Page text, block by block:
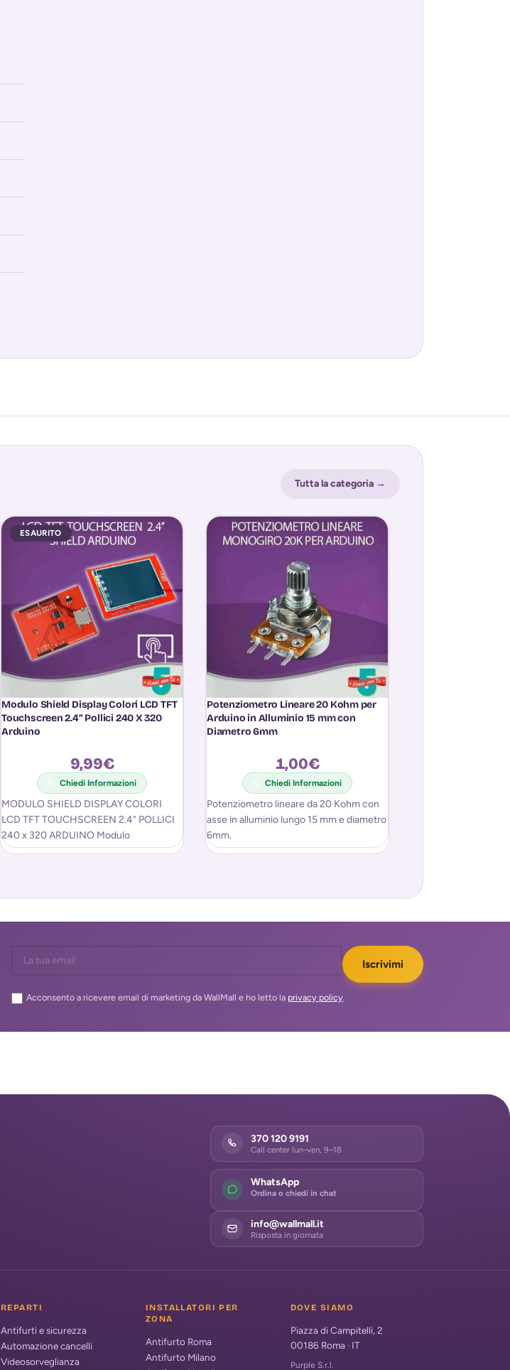
Tutta la categoria →
ESAURITO
Modulo Shield Display Colori LCD TFT
Touchscreen 2.4” Pollici 240 X 320
Arduino
9,99€
Chiedi Informazioni
MODULO SHIELD DISPLAY COLORI
LCD TFT TOUCHSCREEN 2.4” POLLICI
240 x 320 ARDUINO Modulo
Shield Display LCD grafica a colori
Potenziometro Lineare 20 Kohm per
Arduino in Alluminio 15 mm con
Diametro 6mm
1,00€
Chiedi Informazioni
Potenziometro lineare da 20 Kohm con
asse in alluminio lungo 15 mm e diametro
6mm.
Iscrivimi
Acconsento a ricevere email di marketing da WallMall e ho letto la privacy policy
370 120 9191
Call center lun–ven, 9–18
WhatsApp
Ordina o chiedi in chat
info@wallmall.it
Risposta in giornata
REPARTI
Antifurti e sicurezza
Automazione cancelli
Videosorveglianza
INSTALLATORI PER
ZONA
Antifurto Roma
Antifurto Milano
DOVE SIAMO
Piazza di Campitelli, 2
00186 Roma · IT
Purple S.r.l.